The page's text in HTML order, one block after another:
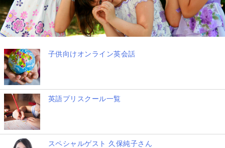
子供向けオンライン英会話
英語プリスクール一覧
スペシャルゲスト 久保純子さん